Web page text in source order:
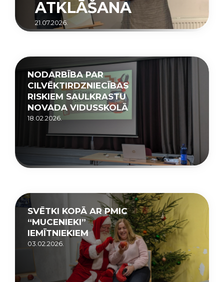
ATKLĀŠANA
21.07.2026.
NODARBĪBA PAR
CILVĒKTIRDZNIECĪBAS
RISKIEM SAULKRASTU
NOVADA VIDUSSKOLĀ
18.02.2026.
SVĒTKI KOPĀ AR PMIC
“MUCENIEKI”
IEMĪTNIEKIEM
03.02.2026.